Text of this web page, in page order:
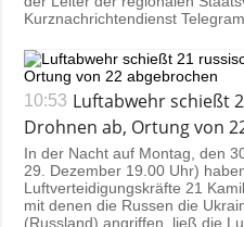
Kurznachrichtendienst
10:53 Luftabwehr schießt
Drohnen ab, Ortung von
In der Nacht auf Montag, den
29. Dezember 19.00 Uhr)
Luftverteidigungskräfte 21
mit denen die Russen die
(Russland) angriffen, ließ die